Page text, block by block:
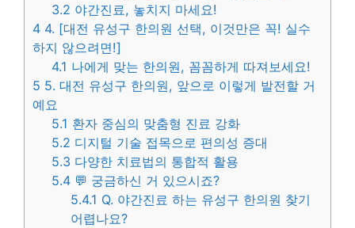
3.2 야간진료, 놓치지 마세요!
4 4. [대전 유성구 한의원 선택, 이것만은 꼭! 실수
하지 않으려면!]
4.1 나에게 맞는 한의원, 꼼꼼하게 따져보세요!
5 5. 대전 유성구 한의원, 앞으로 이렇게 발전할 거
예요
5.1 환자 중심의 맞춤형 진료 강화
5.2 디지털 기술 접목으로 편의성 증대
5.3 다양한 치료법의 통합적 활용
5.4 💬 궁금하신 거 있으시죠?
5.4.1 Q. 야간진료 하는 유성구 한의원 찾기
어렵나요?